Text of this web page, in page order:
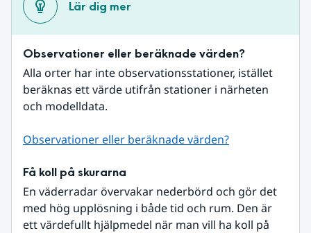
Lär dig mer
Observationer eller beräknade värden?
Alla orter har inte observationsstationer, istället
beräknas ett värde utifrån stationer i närheten
och modelldata.
Observationer eller beräknade värden?
Få koll på skurarna
En väderradar övervakar nederbörd och gör det
med hög upplösning i både tid och rum. Den är
ett värdefullt hjälpmedel när man vill ha koll på